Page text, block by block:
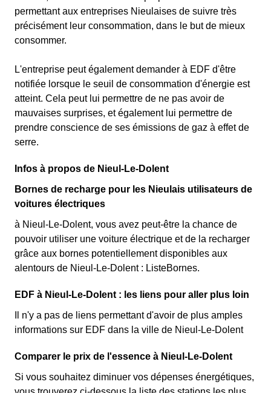
permettant aux entreprises Nieulaises de suivre très
précisément leur consommation, dans le but de mieux
consommer.
L'entreprise peut également demander à EDF d'être
notifiée lorsque le seuil de consommation d'énergie est
atteint. Cela peut lui permettre de ne pas avoir de
mauvaises surprises, et également lui permettre de
prendre conscience de ses émissions de gaz à effet de
serre.
Infos à propos de Nieul-Le-Dolent
Bornes de recharge pour les Nieulais utilisateurs de
voitures électriques
à Nieul-Le-Dolent, vous avez peut-être la chance de
pouvoir utiliser une voiture électrique et de la recharger
grâce aux bornes potentiellement disponibles aux
alentours de Nieul-Le-Dolent : ListeBornes.
EDF à Nieul-Le-Dolent : les liens pour aller plus loin
Il n'y a pas de liens permettant d'avoir de plus amples
informations sur EDF dans la ville de Nieul-Le-Dolent
Comparer le prix de l'essence à Nieul-Le-Dolent
Si vous souhaitez diminuer vos dépenses énergétiques,